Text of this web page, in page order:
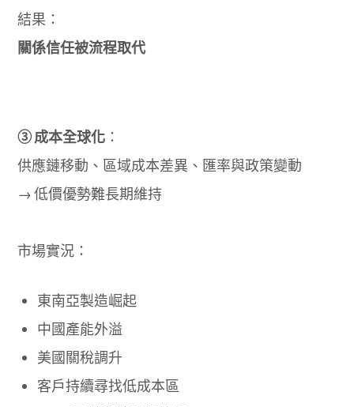
結果：
關係信任被流程取代
③ 成本全球化 ：
供應鏈移動、區域成本差異、匯率與政策變動
→ 低價優勢難長期維持
市場實況：
東南亞製造崛起
中國產能外溢
美國關稅調升
客戶持續尋找低成本區